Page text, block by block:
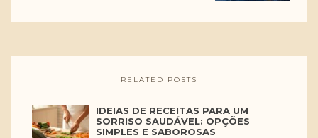
RELATED POSTS
IDEIAS DE RECEITAS PARA UM
SORRISO SAUDÁVEL: OPÇÕES
SIMPLES E SABOROSAS